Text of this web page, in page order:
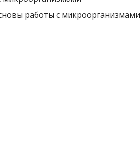
работы с микроорганизмами